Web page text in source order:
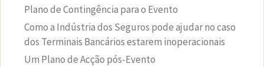
Plano de Contingência para o Evento
Como a Indústria dos Seguros pode ajudar no caso
dos Terminais Bancários estarem inoperacionais
Um Plano de Acção pós-Evento